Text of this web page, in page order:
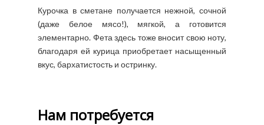
Курочка в сметане получается нежной, сочной
(даже белое мясо!), мягкой, а готовится
элементарно. Фета здесь тоже вносит свою ноту,
благодаря ей курица приобретает насыщенный
вкус, бархатистость и остринку.
Нам потребуется